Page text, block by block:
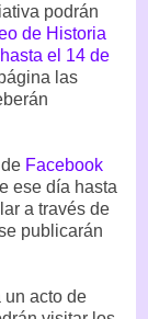
podrán
de Historia
el 14 de
las
Facebook
ese día hasta
a través de
publicarán
un acto de